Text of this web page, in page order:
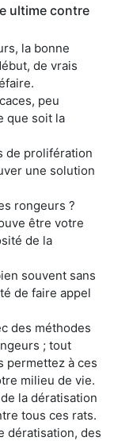
ultime contre
la bonne
de vrais
peu
que soit la
de prolifération
une solution
rongeurs ?
être votre
de la
souvent sans
de faire appel
des méthodes
; tout
permettez à ces
milieu de vie.
la dératisation
tous ces rats.
dératisation, des